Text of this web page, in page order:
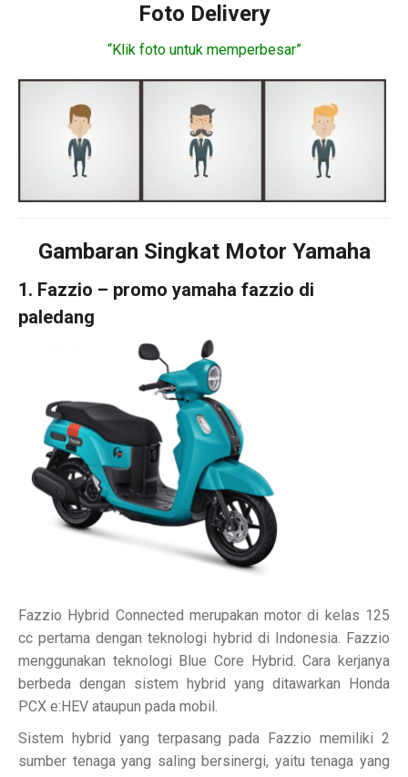
Foto Delivery
“Klik foto untuk memperbesar”
Gambaran Singkat Motor Yamaha
1. Fazzio – promo yamaha fazzio di
paledang
Fazzio Hybrid Connected merupakan motor di kelas 125
cc pertama dengan teknologi hybrid di Indonesia. Fazzio
menggunakan teknologi Blue Core Hybrid. Cara kerjanya
berbeda dengan sistem hybrid yang ditawarkan Honda
PCX e:HEV ataupun pada mobil.
Sistem hybrid yang terpasang pada Fazzio memiliki 2
sumber tenaga yang saling bersinergi, yaitu tenaga yang